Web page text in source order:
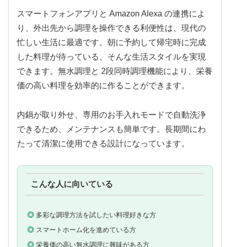
スマートフォンアプリと Amazon Alexa の連携によ
り、外出先から調理を操作できる利便性は、現代の
忙しい生活に最適です。朝に予約して帰宅時に完成
した料理が待っている、そんな生活スタイルを実現
できます。無水調理と 2段同時調理機能により、栄養
価の高い料理を効率的に作ることができます。
内鍋が取り外せ、専用のお手入れモードで自動洗浄
できるため、メンテナンスも簡単です。長期間にわ
たって清潔に使用できる設計になっています。
こんな人に向いている
多彩な調理方法を試したい料理好きな方
スマートホーム化を進めている方
栄養価の高い無水調理に興味がある方